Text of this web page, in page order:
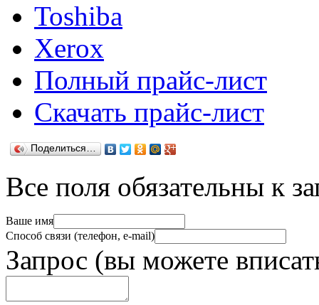
Toshiba
Xerox
Полный прайс-лист
Скачать прайс-лист
Поделиться…
Все поля обязательны к
Ваше имя
Способ связи (телефон, e-mail)
Запрос (вы можете